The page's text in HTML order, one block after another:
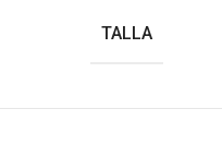
TALLA